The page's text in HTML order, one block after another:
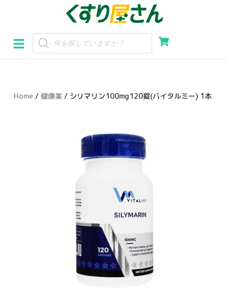
ン
テ
スHome / 健康薬 / シリマリン100mg120錠(バイタルミー) 1本